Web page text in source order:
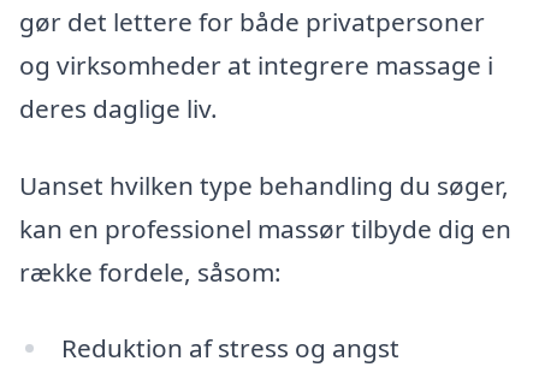
gør det lettere for både privatpersoner
og virksomheder at integrere massage i
deres daglige liv.
Uanset hvilken type behandling du søger,
kan en professionel massør tilbyde dig en
række fordele, såsom:
Reduktion af stress og angst